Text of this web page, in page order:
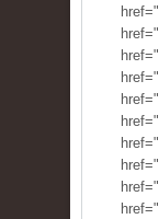
href="
href="
href="
href="
href="
href="
href="
href="
href="
href="